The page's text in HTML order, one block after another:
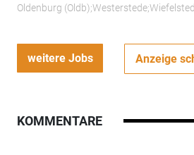
Oldenburg
weitere Jobs Anzeige
KOMMENTARE